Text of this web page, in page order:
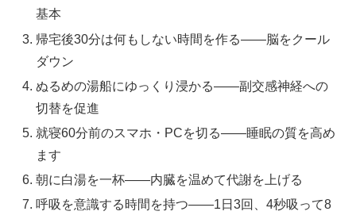
基本
帰宅後30分は何もしない時間を作る——脳をクール
ダウン
ぬるめの湯船にゆっくり浸かる——副交感神経への
切替を促進
就寝60分前のスマホ・PCを切る——睡眠の質を高め
ます
朝に白湯を一杯——内臓を温めて代謝を上げる
呼吸を意識する時間を持つ——1日3回、4秒吸って8